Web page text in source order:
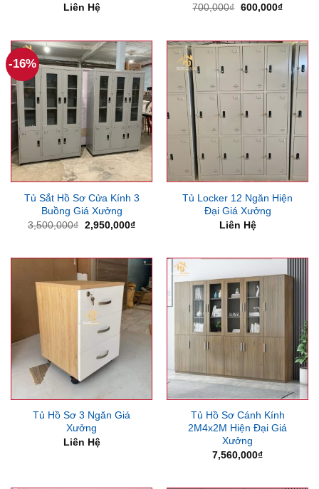
Liên Hệ
700,000₫ Giá
600,000₫Giá
-16%
Tủ Sắt Hồ Sơ Cửa Kính 3
Buồng Giá Xưởng
3,500,000₫ Giá
gốc
2,950,000₫Giá
2,950,000₫.
Tủ Locker 12 Ngăn Hiện
Đại Giá Xưởng
Liên Hệ
Tủ Hồ Sơ 3 Ngăn Giá
Xưởng
Liên Hệ
Tủ Hồ Sơ Cánh Kính
2M4x2M Hiện Đại Giá
Xưởng
7,560,000₫